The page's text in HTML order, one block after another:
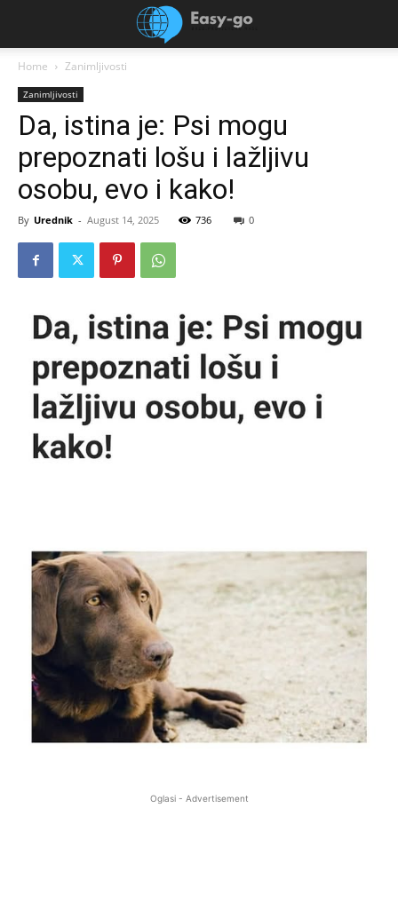
Home Zanimljivosti
Zanimljivosti
Da, istina je: Psi mogu
prepoznati lošu i lažljivu
osobu, evo i kako!
By Urednik - August 14, 2025 736 0
Oglasi - Advertisement